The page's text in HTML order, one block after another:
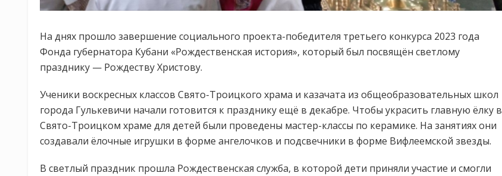
На днях прошло завершение социального проекта-победителя третьего конкурса 2023 года
Фонда губернатора Кубани «Рождественская история», который был посвящён светлому
празднику — Рождеству Христову.
Ученики воскресных классов Свято-Троицкого храма и казачата из общеобразовательных школ
города Гулькевичи начали готовится к празднику ещё в декабре. Чтобы украсить главную ёлку в
Свято-Троицком храме для детей были проведены мастер-классы по керамике. На занятиях они
создавали ёлочные игрушки в форме ангелочков и подсвечники в форме Вифлеемской звезды.
В светлый праздник прошла Рождественская служба, в которой дети приняли участие и смогли